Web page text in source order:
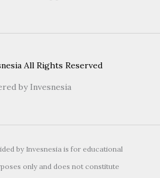
All Rights Reserved
by Invesnesia
by Invesnesia is for educational
only and does not constitute